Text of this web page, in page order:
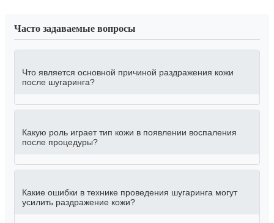
Часто задаваемые вопросы
Что является основной причиной раздражения кожи
после шугаринга?
Какую роль играет тип кожи в появлении воспаления
после процедуры?
Какие ошибки в технике проведения шугаринга могут
усилить раздражение кожи?